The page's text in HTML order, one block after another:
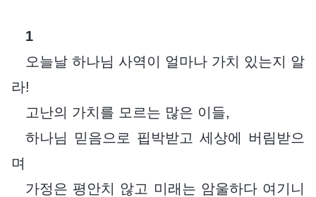
1
오늘날 하나님 사역이 얼마나 가치 있는지 알
라!
고난의 가치를 모르는 많은 이들,
하나님 믿음으로 핍박받고 세상에 버림받으
며
가정은 평안치 않고 미래는 암울하다 여기니